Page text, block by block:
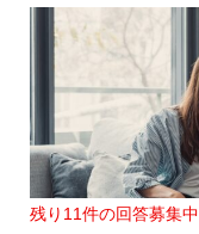
てるけど本数少
残り11件の回答募集中